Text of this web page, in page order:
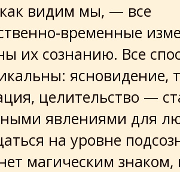
видим мы, — все
временные
их сознанию. Все
ясновидение,
целительство —
явлениями для
на уровне
магическим знаком,